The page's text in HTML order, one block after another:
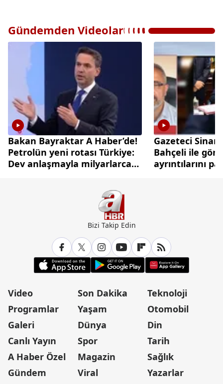
Gündemden Videolar
Bakan Bayraktar A Haber’de!
Petrolün yeni rotası Türkiye:
Dev anlaşmayla milyarlarca
Gazeteci
Bahçeli ile
ayrıntılarını
Bizi Takip Edin
Video
Programlar
Galeri
Canlı Yayın
A Haber Özel
Gündem
Son Dakika
Yaşam
Dünya
Spor
Magazin
Viral
Teknoloji
Otomobil
Din
Tarih
Sağlık
Yazarlar